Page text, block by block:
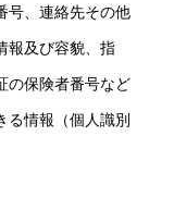
号、連絡先その他
報及び容貌、指
の保険者番号など
る情報（個人識別